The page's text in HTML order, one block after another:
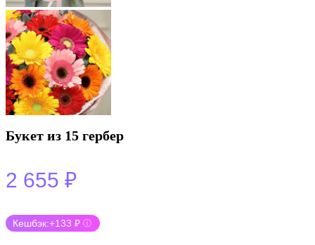
Букет из 15 гербер
2 655 ₽
Кешбэк:+133 ₽ ⓘ